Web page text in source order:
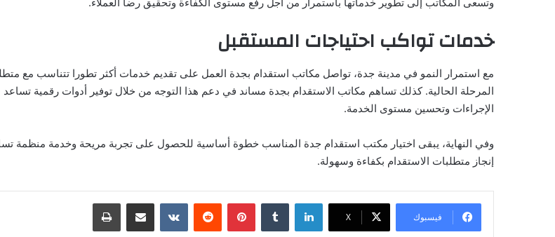
خدمات تواكب احتياجات المستقبل
مع استمرار النمو في مدينة جدة، تواصل مكاتب استقدام بجدة العمل على تقديم خدمات أكثر تطورا تتناسب مع
المرحلة الحالية. كذلك تساهم مكاتب الاستقدام بجدة مساند في دعم هذا التوجه من خلال توفير أدوات رقمية
الإجراءات وتحسين مستوى الخدمة.
وفي النهاية، يبقى اختيار مكتب استقدام جدة المناسب خطوة أساسية للحصول على تجربة مريحة وخدمة منظمة
إنجاز متطلبات الاستقدام بكفاءة وسهولة.
فيسبوك ‫X
لينكدإن بينتيريست مشاركة عبر البريد طباعة